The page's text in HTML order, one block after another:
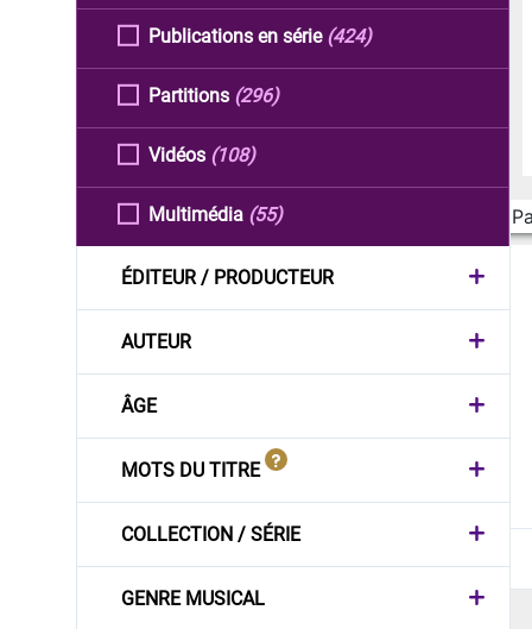
Publications en série (424)
Partitions (296)
Vidéos (108)
Multimédia (55)
ÉDITEUR / PRODUCTEUR
AUTEUR
ÂGE
MOTS DU TITRE
COLLECTION / SÉRIE
GENRE MUSICAL